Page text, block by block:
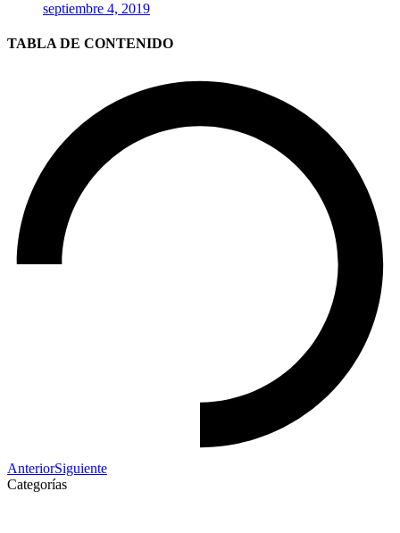
septiembre 4, 2019
TABLA DE CONTENIDO
AnteriorSiguiente
Categorías